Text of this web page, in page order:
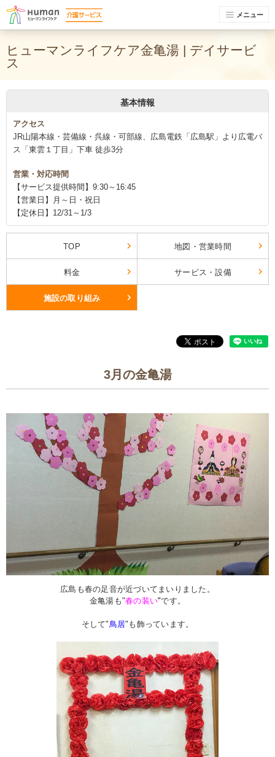
メニュー
ヒューマンライフケア金亀湯 | デイサービ
ス
基本情報
アクセス
JR山陽本線・芸備線・呉線・可部線、広島電鉄「広島駅」より広電バ
ス「東雲１丁目」下車 徒歩3分
営業・対応時間
【サービス提供時間】9:30～16:45
【営業日】月～日・祝日
【定休日】12/31～1/3
TOP 地図・営業時間
料金 サービス・設備
施設の取り組み
3月の金亀湯
広島も春の足音が近づいてまいりました。
金亀湯も"春の装い"です。
そして"鳥居"も飾っています。